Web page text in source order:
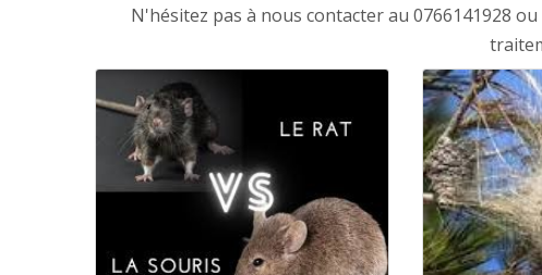
N'hésitez pas à nous contacter au 0766141928